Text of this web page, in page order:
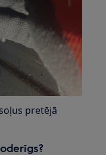
pretējā